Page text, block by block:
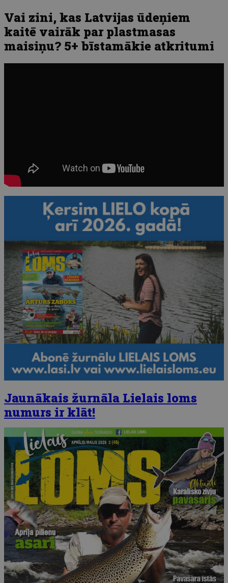
Vai zini, kas Latvijas ūdeņiem
kaitē vairāk par plastmasas
maisiņu? 5+ bīstamākie atkritumi
Jaunākais žurnāla Lielais loms
numurs ir klāt!